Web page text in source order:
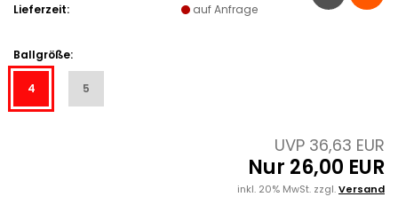
Lieferzeit:
auf Anfrage
Ballgröße:
4 5
UVP 36,63 EUR
Nur 26,00 EUR
inkl. 20% MwSt. zzgl.Versand